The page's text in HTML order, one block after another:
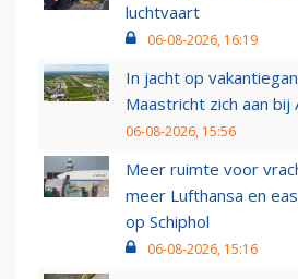
luchtvaart
06-08-2026, 16:19
In jacht op
Maastricht zich aan bij
06-08-2026, 15:56
Meer ruimte voor
meer Lufthansa en
op Schiphol
06-08-2026, 15:16